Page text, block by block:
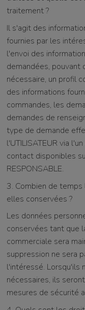
traitement ?
Il s'agit des
fournies par les
l'envoi des
demandées, pouvant
nécessaire, un profil
des informations
commandes, les
demandes de
type de demande
l'UTILISATEUR via
contact disponibles
RESPONSABLE.
3. Combien de
elles conservées ?
Les données
conservées tant que
commerciale sera
suppression ne sera
l'intéressé. Lorsqu'ils
nécessaires, ils
mesures de sécurité